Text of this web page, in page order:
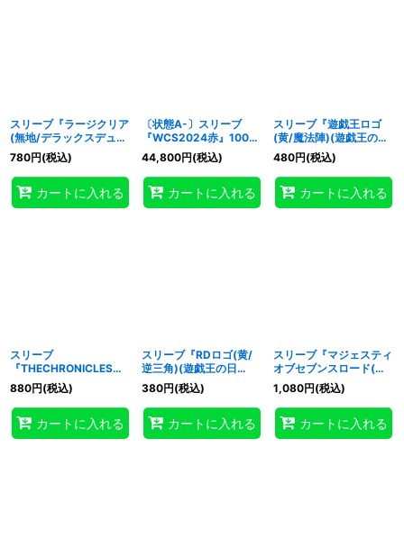
スリーブ『ラージクリア
(無地/デラックスデュエ
ルセット)』100枚入り
【-】{-}《スリーブ》
780円(税込)
カートに入れる
〔状態A-〕スリーブ
『WCS2024赤』100枚
入り【-】{-}《スリー
ブ》
44,800円(税込)
カートに入れる
スリーブ『遊戯王ロゴ
(黄/魔法陣)(遊戯王の
日)』20枚入り【-】{-}
《スリーブ》
480円(税込)
カートに入れる
スリーブ
『THECHRONICLES白
の物語』100枚入り
【-】{-}《スリーブ》
880円(税込)
カートに入れる
スリーブ『RDロゴ(黄/
逆三角)(遊戯王の日
RD)』20枚入り【-】{-}
《スリーブ》
380円(税込)
カートに入れる
スリーブ『マジェスティ
オブセブンスロード(遊
戯王の日RD)』100枚入
り【-】{-}《スリーブ》
1,080円(税込)
カートに入れる